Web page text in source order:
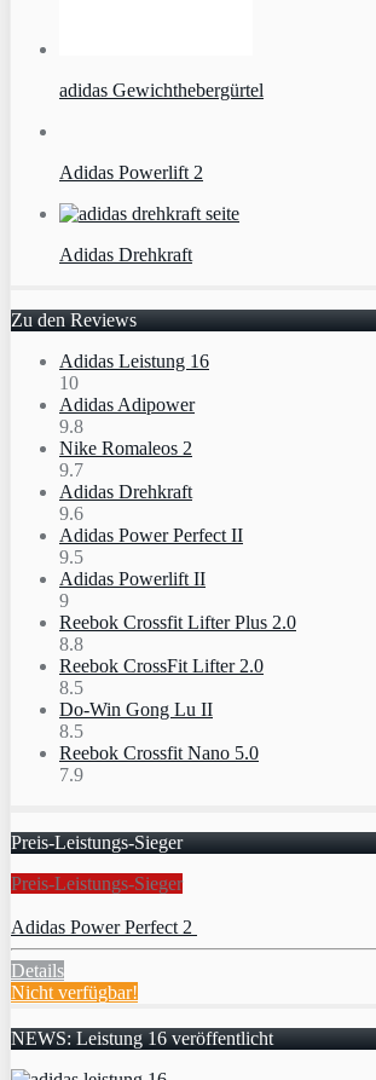
adidas Gewichthebergürtel
Adidas Powerlift 2
Adidas Drehkraft
Zu den Reviews
Adidas Leistung 16
10
Adidas Adipower
9.8
Nike Romaleos 2
9.7
Adidas Drehkraft
9.6
Adidas Power Perfect II
9.5
Adidas Powerlift II
9
Reebok Crossfit Lifter Plus 2.0
8.8
Reebok CrossFit Lifter 2.0
8.5
Do-Win Gong Lu II
8.5
Reebok Crossfit Nano 5.0
7.9
Preis-Leistungs-Sieger
Preis-Leistungs-Sieger
Adidas Power Perfect 2
Details
Nicht verfügbar!
NEWS: Leistung 16 veröffentlicht